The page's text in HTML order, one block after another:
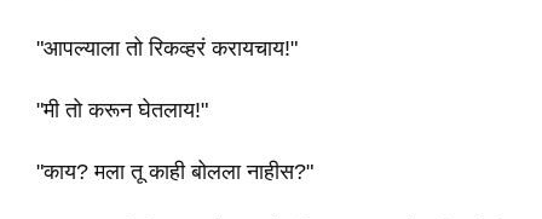
"आपल्याला तो रिकव्हरं करायचाय!"
"मी तो करून घेतलाय!"
"काय? मला तू काही बोलला नाहीस?"